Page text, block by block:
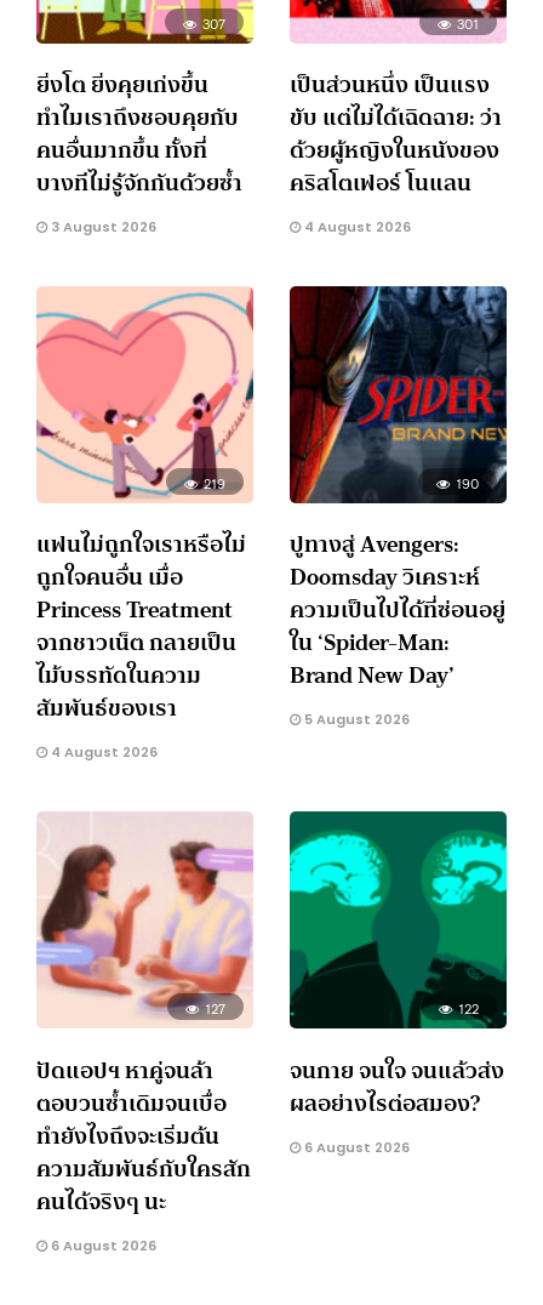
307
ยิ่งโต ยิ่งคุยเก่งขึ้น
ทำไมเราถึงชอบคุยกับ
คนอื่นมากขึ้น ทั้งที่
บางทีไม่รู้จักกันด้วยซ้ำ
3 August 2026
301
เป็นส่วนหนึ่ง เป็นแรง
ขับ แต่ไม่ได้เฉิดฉาย: ว่า
ด้วยผู้หญิงในหนังของ
คริสโตเฟอร์ โนแลน
4 August 2026
219
แฟนไม่ถูกใจเราหรือไม่
ถูกใจคนอื่น เมื่อ
Princess Treatment
จากชาวเน็ต กลายเป็น
ไม้บรรทัดในความ
สัมพันธ์ของเรา
4 August 2026
190
ปูทางสู่ Avengers:
Doomsday วิเคราะห์
ความเป็นไปได้ที่ซ่อนอยู่
ใน ‘Spider-Man:
Brand New Day’
5 August 2026
127
ปัดแอปฯ หาคู่จนล้า
ตอบวนซ้ำเดิมจนเบื่อ
ทำยังไงถึงจะเริ่มต้น
ความสัมพันธ์กับใครสัก
คนได้จริงๆ นะ
6 August 2026
122
จนกาย จนใจ จนแล้วส่ง
ผลอย่างไรต่อสมอง?
6 August 2026